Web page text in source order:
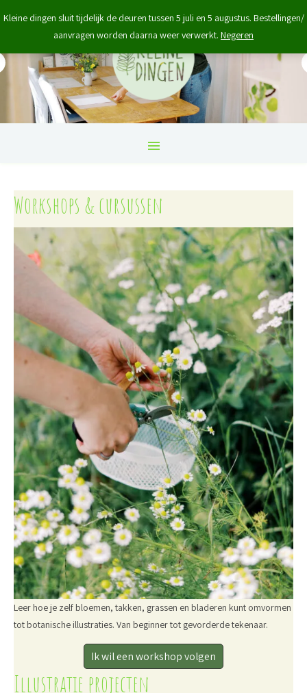
Workshops & cursussen
Leer hoe je zelf bloemen, takken, grassen en bladeren kunt omvormen
tot botanische illustraties. Van beginner tot gevorderde tekenaar.
Ik wil een workshop volgen
Illustratie projecten
Kleine dingen sluit tijdelijk de deuren tussen 5 juli en 5 augustus. Bestellingen/
aanvragen worden daarna weer verwerkt. Negeren